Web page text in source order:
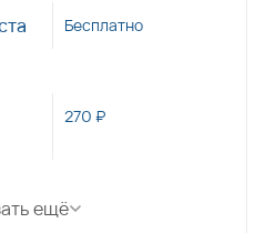
Бесплатно
270 ₽
ещё